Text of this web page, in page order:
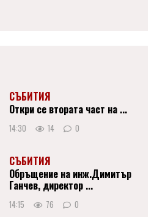
СЪБИТИЯ
Откри се втората част на ...
14:30 14 0
СЪБИТИЯ
Обръщение на инж.Димитър
Ганчев, директор ...
14:15 76 0